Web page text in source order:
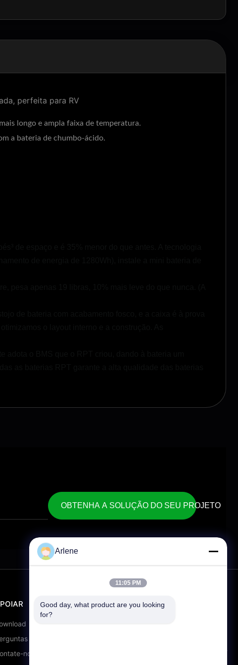
perfeita para RV
longo e ampla faixa de temperatura.
a bateria de chumbo-ácido.
OBTENHA A SOLUÇÃO DO SEU PROJETO
frequentes
nos
CONTATO
Parque Industrial Wandajie, n.o 1-
Arlene
11:05 PM
Good day, what product are you looking
for?